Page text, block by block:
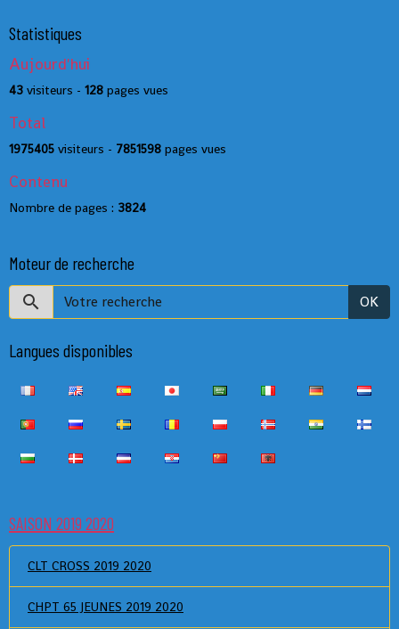
Statistiques
Aujourd'hui
43 visiteurs - 128 pages vues
Total
1975405 visiteurs - 7851598 pages vues
Contenu
Nombre de pages : 3824
Moteur de recherche
OK
Langues disponibles
SAISON 2019 2020
CLT CROSS 2019 2020
CHPT 65 JEUNES 2019 2020